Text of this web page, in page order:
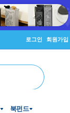
로그인 회원가입
북펀드